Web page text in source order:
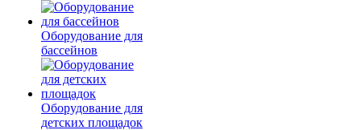
Оборудование для
бассейнов
Оборудование для
детских площадок